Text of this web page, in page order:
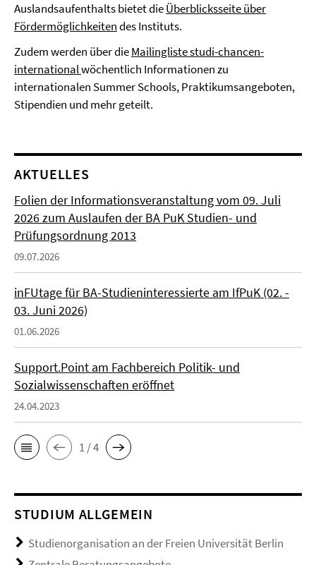
Auslandsaufenthalts bietet dieÜberblicksseite über
Fördermöglichkeitendes Instituts.
Zudem werden über dieMailingliste studi-chancen-
internationalwöchentlich Informationen zu
internationalen Summer Schools, Praktikumsangeboten,
Stipendien und mehr geteilt.
AKTUELLES
Folien der Informationsveranstaltung vom 09. Juli
2026 zum Auslaufen der BA PuK Studien- und
Prüfungsordnung 2013
09.07.2026
inFUtage für BA-Studieninteressierte am IfPuK (02. -
03. Juni 2026)
01.06.2026
Support.Point am Fachbereich Politik- und
Sozialwissenschaften eröffnet
24.04.2023
1 / 4
STUDIUM ALLGEMEIN
Studienorganisation an der Freien Universität Berlin